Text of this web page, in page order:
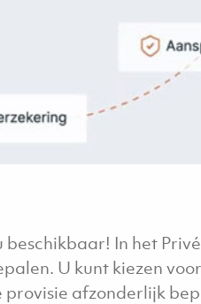
In het
U kunt kiezen
provisie afzonderlijk